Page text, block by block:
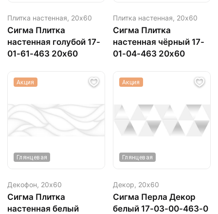
Плитка настенная, 20х60
Сигма Плитка
настенная голубой 17-
01-61-463 20х60
Плитка настенная, 20х60
Сигма Плитка
настенная чёрный 17-
01-04-463 20х60
Акция
Глянцевая
Декофон, 20х60
Сигма Плитка
настенная белый
Акция
Глянцевая
Декор, 20х60
Сигма Перла Декор
белый 17-03-00-463-0